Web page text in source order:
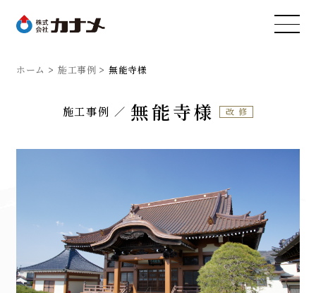
ホーム 施工事例 無能寺様
施工事例 無能寺様 改修